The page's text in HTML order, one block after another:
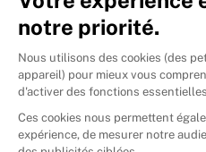
🇪🇸Espagne
🇩🇪Allemagne
🇮🇹 Italie